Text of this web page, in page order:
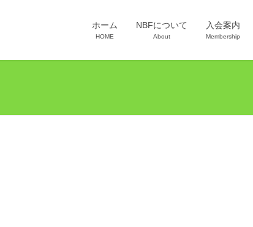
ホーム
HOME
NBFについて
About
入会案内
Membership